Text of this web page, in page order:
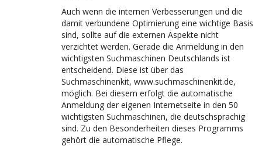
Auch wenn die internen Verbesserungen und die
damit verbundene Optimierung eine wichtige Basis
sind, sollte auf die externen Aspekte nicht
verzichtet werden. Gerade die Anmeldung in den
wichtigsten Suchmaschinen Deutschlands ist
entscheidend. Diese ist über das
Suchmaschinenkit, www.suchmaschinenkit.de,
möglich. Bei diesem erfolgt die automatische
Anmeldung der eigenen Internetseite in den 50
wichtigsten Suchmaschinen, die deutschsprachig
sind. Zu den Besonderheiten dieses Programms
gehört die automatische Pflege.